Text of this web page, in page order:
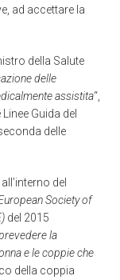
ad accettare la
della Salute
delle
assistita“,
Linee Guida del
delle
del
Society of
del 2015
la
e le coppie che
della coppia